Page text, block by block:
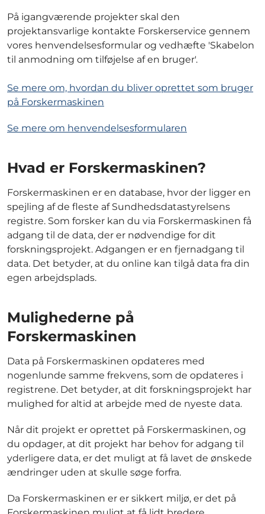
På igangværende projekter skal den
projektansvarlige kontakte Forskerservice gennem
vores henvendelsesformular og vedhæfte 'Skabelon
til anmodning om tilføjelse af en bruger'.
Se mere om, hvordan du bliver oprettet som bruger
på Forskermaskinen
Se mere om henvendelsesformularen
Hvad er Forskermaskinen?
Forskermaskinen er en database, hvor der ligger en
spejling af de fleste af Sundhedsdatastyrelsens
registre. Som forsker kan du via Forskermaskinen få
adgang til de data, der er nødvendige for dit
forskningsprojekt. Adgangen er en fjernadgang til
data. Det betyder, at du online kan tilgå data fra din
egen arbejdsplads.
Mulighederne på
Forskermaskinen
Data på Forskermaskinen opdateres med
nogenlunde samme frekvens, som de opdateres i
registrene. Det betyder, at dit forskningsprojekt har
mulighed for altid at arbejde med de nyeste data.
Når dit projekt er oprettet på Forskermaskinen, og
du opdager, at dit projekt har behov for adgang til
yderligere data, er det muligt at få lavet de ønskede
ændringer uden at skulle søge forfra.
Da Forskermaskinen er er sikkert miljø, er det på